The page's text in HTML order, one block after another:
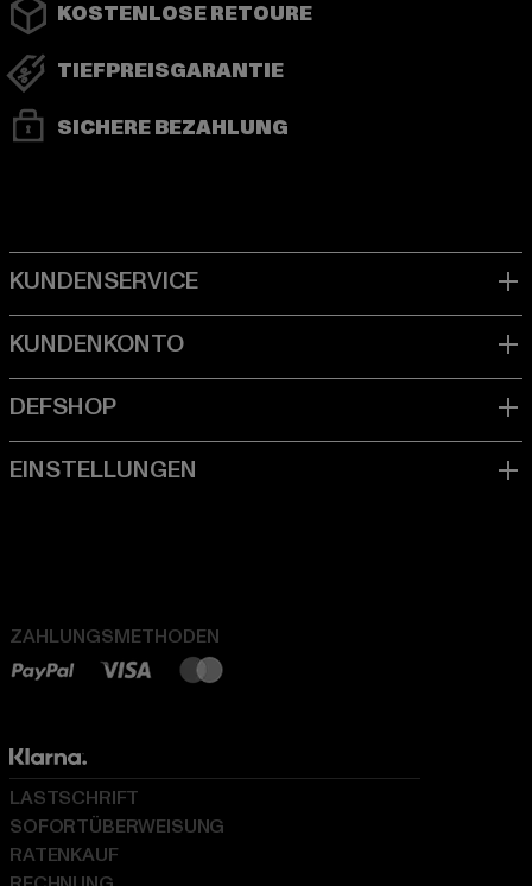
KOSTENLOSE RETOURE
TIEFPREISGARANTIE
SICHERE BEZAHLUNG
ZAHLUNGSMETHODEN
LASTSCHRIFT
SOFORTÜBERWEISUNG
RATENKAUF